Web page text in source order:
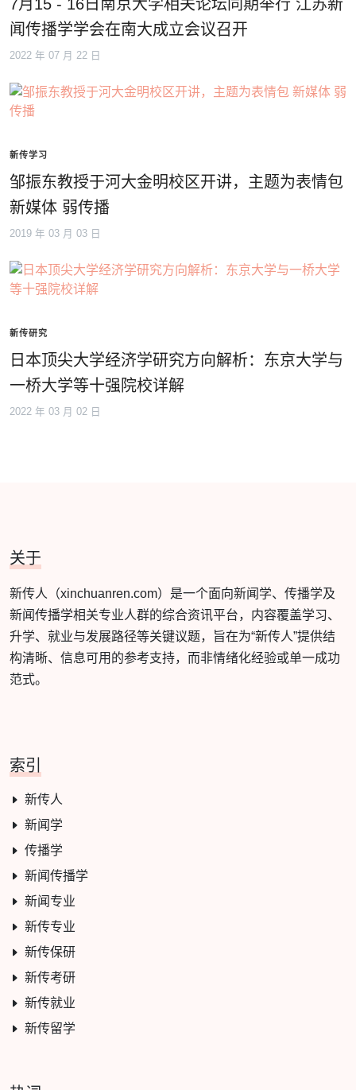
7月15 - 16日南京大学相关论坛同期举行 江苏新
闻传播学学会在南大成立会议召开
2022 年 07 月 22 日
新传学习
邹振东教授于河大金明校区开讲，主题为表情包
新媒体 弱传播
2019 年 03 月 03 日
新传研究
日本顶尖大学经济学研究方向解析：东京大学与
一桥大学等十强院校详解
2022 年 03 月 02 日
关于
新传人（xinchuanren.com）是一个面向新闻学、传播学及
新闻传播学相关专业人群的综合资讯平台，内容覆盖学习、
升学、就业与发展路径等关键议题，旨在为“新传人”提供结
构清晰、信息可用的参考支持，而非情绪化经验或单一成功
范式。
索引
新传人
新闻学
传播学
新闻传播学
新闻专业
新传专业
新传保研
新传考研
新传就业
新传留学